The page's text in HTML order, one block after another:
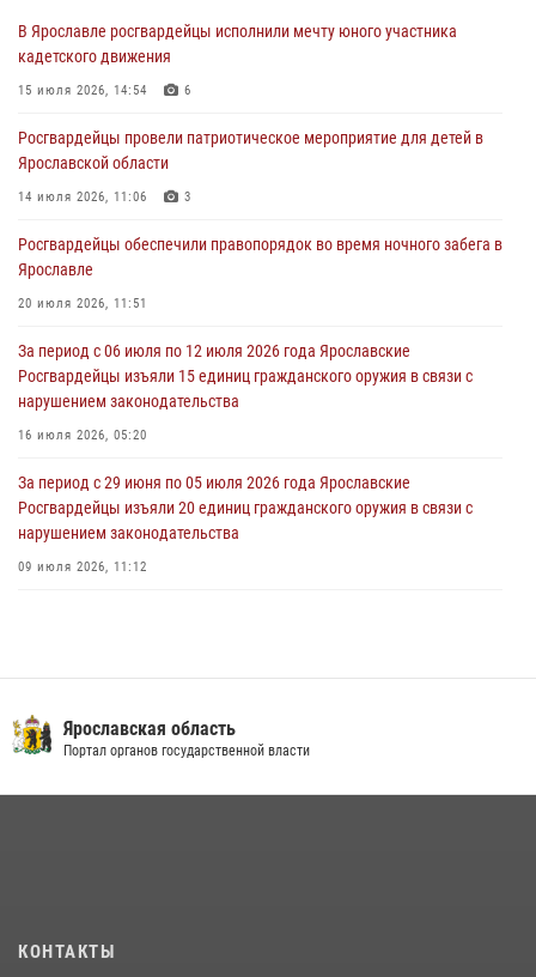
Ярославские росгвардейцы за прошедшую неделю совершили
более 300 выездов по сигналам «тревога»
03 августа 2026, 07:09
Росгвардейцы оказали помощь беременной женщине во время
празднования Дня ВДВ в Ярославле
03 августа 2026, 06:20
За период с 20 июля по 26 июля 2026 года Ярославские
Росгвардейцы изъяли 41 единицу гражданского оружия в связи с
нарушением законодательства
В региональном управлении Росгвардии состоялся молебен,
приуроченный к празднику Крещения Руси
28 июля 2026, 14:56
В Ярославле росгвардейцы исполнили мечту юного участника
кадетского движения
15 июля 2026, 14:54 6
Росгвардейцы провели патриотическое мероприятие для детей в
Ярославской области
14 июля 2026, 11:06 3
Росгвардейцы обеспечили правопорядок во время ночного забега в
Ярославле
20 июля 2026, 11:51
За период с 06 июля по 12 июля 2026 года Ярославские
Росгвардейцы изъяли 15 единиц гражданского оружия в связи с
нарушением законодательства
16 июля 2026, 05:20
За период с 29 июня по 05 июля 2026 года Ярославские
Росгвардейцы изъяли 20 единиц гражданского оружия в связи с
нарушением законодательства
09 июля 2026, 11:12
Росгвардейцы оказали помощь пострадавшему в ДТП
мотоциклисту в Ярославле
Ярославская область
Портал органов государственной власти
КОНТАКТЫ